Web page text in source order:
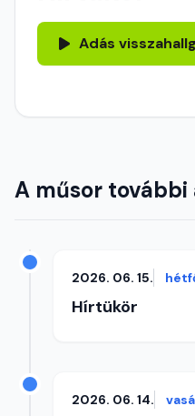
Adás
A műsor további
2026. 06. 15.
Hírtükör
2026. 06. 14.